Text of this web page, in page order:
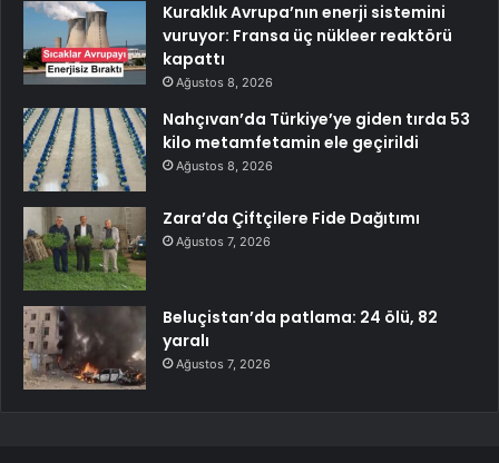
Kuraklık Avrupa’nın enerji sistemini
vuruyor: Fransa üç nükleer reaktörü
kapattı
Ağustos 8, 2026
Nahçıvan’da Türkiye’ye giden tırda 53
kilo metamfetamin ele geçirildi
Ağustos 8, 2026
Zara’da Çiftçilere Fide Dağıtımı
Ağustos 7, 2026
Beluçistan’da patlama: 24 ölü, 82
yaralı
Ağustos 7, 2026